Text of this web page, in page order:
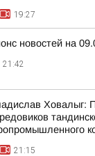
19:27
новостей на
21:42
Ховалыг:
21:15